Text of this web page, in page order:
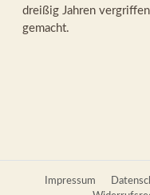
dreißig Jahren
gemacht.
Impressum